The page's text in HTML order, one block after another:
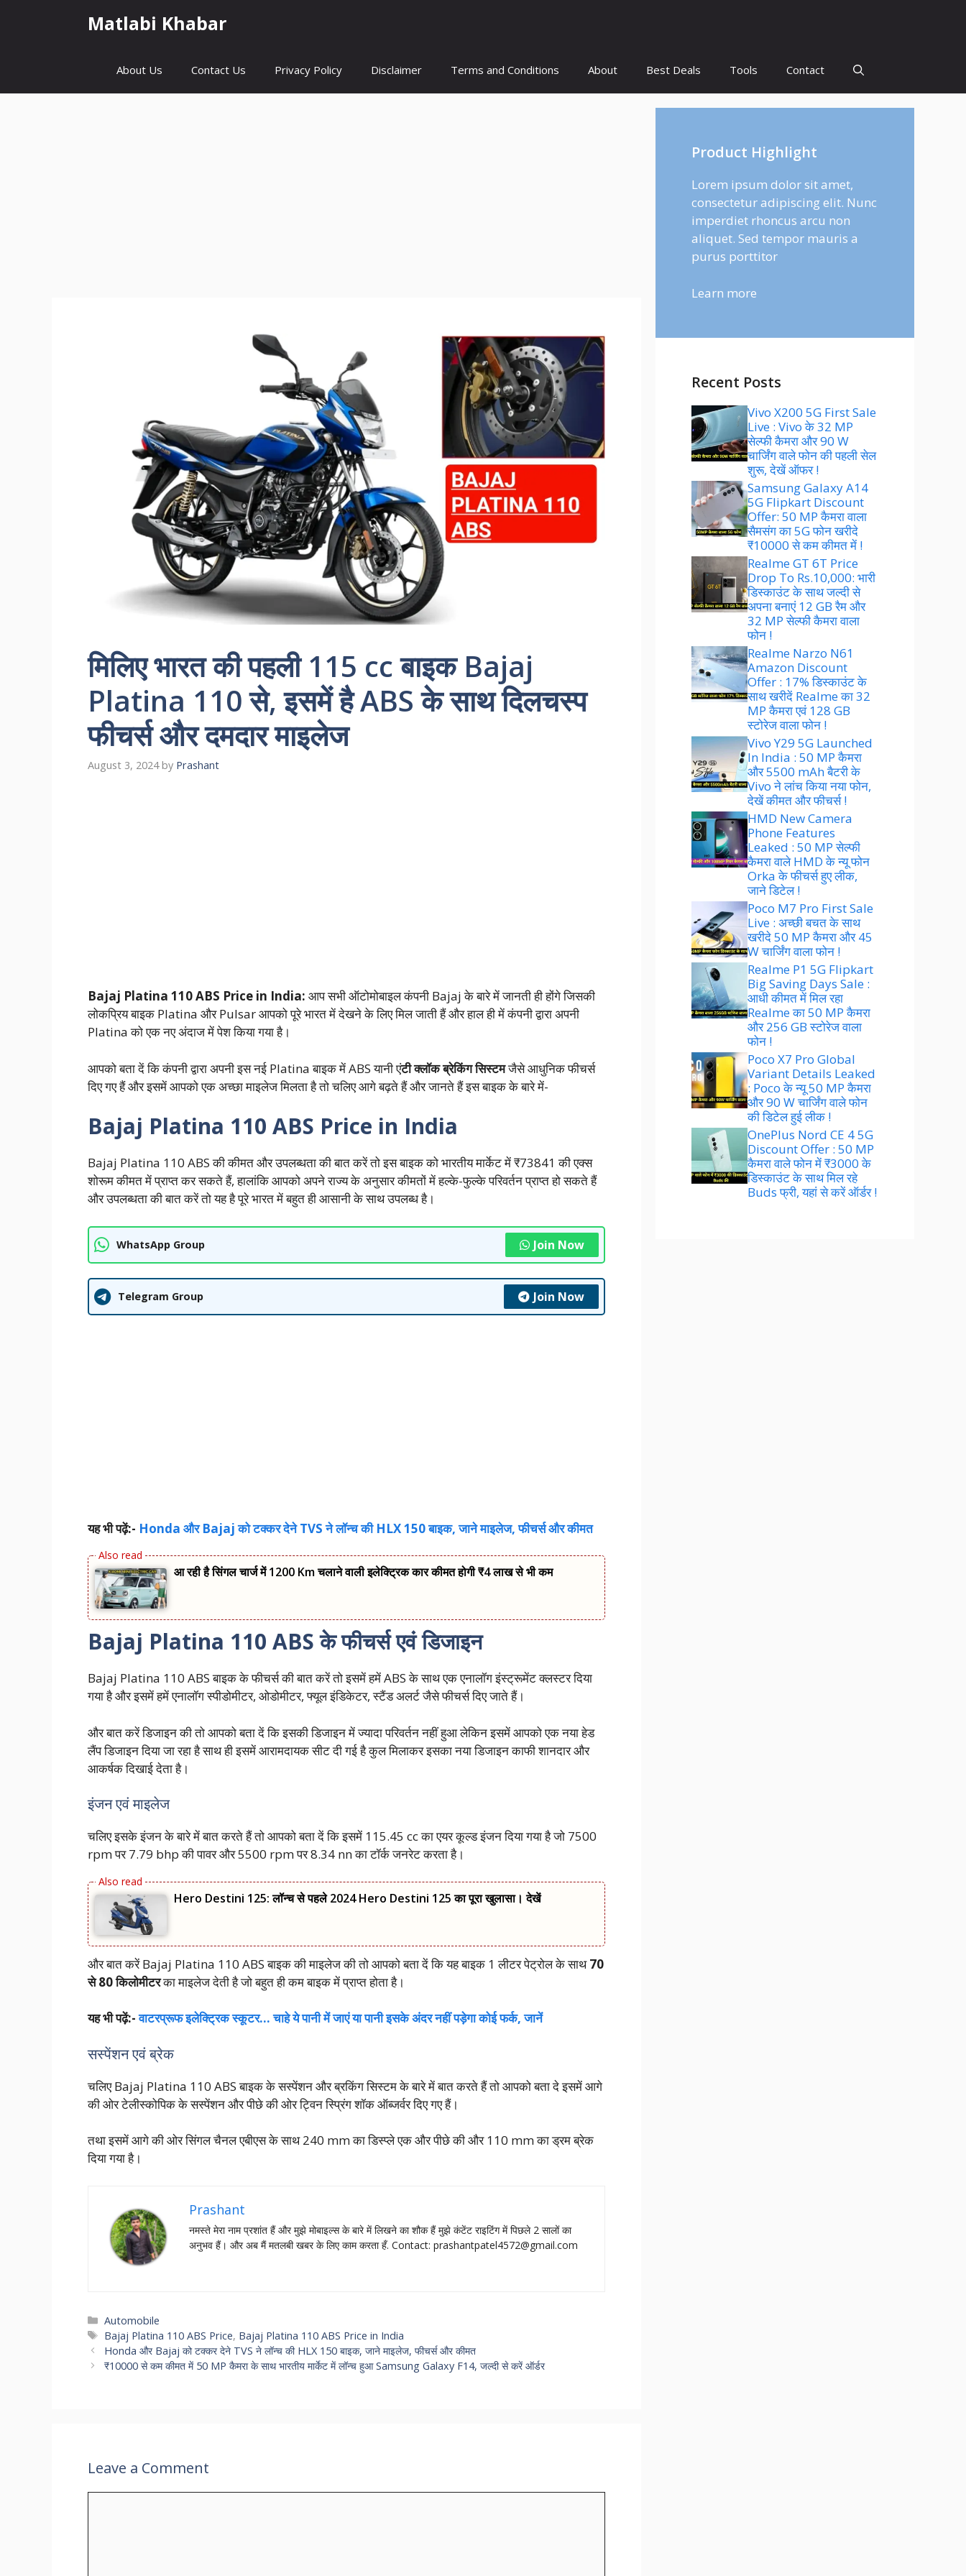
Matlabi Khabar
About Us Contact Us Privacy Policy Disclaimer Terms and Conditions About Best Deals Tools Contact
मिलिए भारत की पहली 115 cc बाइक Bajaj
Platina 110 से, इसमें है ABS के साथ दिलचस्प
फीचर्स और दमदार माइलेज
August 3, 2024 by Prashant
Bajaj Platina 110 ABS Price in India: आप सभी ऑटोमोबाइल कंपनी Bajaj के बारे में जानती ही होंगे जिसकी
लोकप्रिय बाइक Platina और Pulsar आपको पूरे भारत में देखने के लिए मिल जाती हैं और हाल ही में कंपनी द्वारा अपनी
Platina को एक नए अंदाज में पेश किया गया है।
आपको बता दें कि कंपनी द्वारा अपनी इस नई Platina बाइक में ABS यानी एंटी क्लॉक ब्रेकिंग सिस्टमजैसे आधुनिक फीचर्स
दिए गए हैं और इसमें आपको एक अच्छा माइलेज मिलता है तो चलिए आगे बढ़ते हैं और जानते हैं इस बाइक के बारे में-
Bajaj Platina 110 ABS Price in India
Bajaj Platina 110 ABS की कीमत और उपलब्धता की बात करें तो इस बाइक को भारतीय मार्केट में ₹73841 की एक्स
शोरूम कीमत में प्राप्त कर सकते हैं, हालांकि आपको अपने राज्य के अनुसार कीमतों में हल्के-फुल्के परिवर्तन प्राप्त हो सकते हैं
और उपलब्धता की बात करें तो यह है पूरे भारत में बहुत ही आसानी के साथ उपलब्ध है।
WhatsApp Group Join Now
Telegram Group Join Now
यह भी पढ़ें:- Honda और Bajaj को टक्कर देने TVS ने लॉन्च की HLX 150 बाइक, जाने माइलेज, फीचर्स और कीमत
आ रही है सिंगल चार्ज में 1200 Km चलाने वाली इलेक्ट्रिक कार कीमत होगी ₹4 लाख से भी कम
Bajaj Platina 110 ABS के फीचर्स एवं डिजाइन
Bajaj Platina 110 ABS बाइक के फीचर्स की बात करें तो इसमें हमें ABS के साथ एक एनालॉग इंस्ट्रूमेंट क्लस्टर दिया
गया है और इसमें हमें एनालॉग स्पीडोमीटर, ओडोमीटर, फ्यूल इंडिकेटर, स्टैंड अलर्ट जैसे फीचर्स दिए जाते हैं।
और बात करें डिजाइन की तो आपको बता दें कि इसकी डिजाइन में ज्यादा परिवर्तन नहीं हुआ लेकिन इसमें आपको एक नया हेड
लैंप डिजाइन दिया जा रहा है साथ ही इसमें आरामदायक सीट दी गई है कुल मिलाकर इसका नया डिजाइन काफी शानदार और
आकर्षक दिखाई देता है।
इंजन एवं माइलेज
चलिए इसके इंजन के बारे में बात करते हैं तो आपको बता दें कि इसमें 115.45 cc का एयर कूल्ड इंजन दिया गया है जो 7500
rpm पर 7.79 bhp की पावर और 5500 rpm पर 8.34 nn का टॉर्क जनरेट करता है।
Hero Destini 125: लॉन्‍च से पहले 2024 Hero Destini 125 का पूरा खुलासा। देखें
और बात करें Bajaj Platina 110 ABS बाइक की माइलेज की तो आपको बता दें कि यह बाइक 1 लीटर पेट्रोल के साथ70
से 80 किलोमीटरका माइलेज देती है जो बहुत ही कम बाइक में प्राप्त होता है।
यह भी पढ़ें:-वाटरप्रूफ इलेक्ट्रिक स्‍कूटर… चाहे ये पानी में जाएं या पानी इसके अंदर नहीं पड़ेगा कोई फर्क, जानें
सस्पेंशन एवं ब्रेक
चलिए Bajaj Platina 110 ABS बाइक के सस्पेंशन और ब्रकिंग सिस्टम के बारे में बात करते हैं तो आपको बता दे इसमें आगे
की ओर टेलीस्कोपिक के सस्पेंशन और पीछे की ओर ट्विन स्प्रिंग शॉक ऑब्जर्वर दिए गए हैं।
तथा इसमें आगे की ओर सिंगल चैनल एबीएस के साथ 240 mm का डिस्प्ले एक और पीछे की और 110 mm का ड्रम ब्रेक
दिया गया है।
Prashant
नमस्‍ते मेरा नाम प्रशांत हैं और मुझे मोबाइल्‍स के बारे में लिखने का शौक हैं मुझे कंटेंट राइटिंग में पिछले 2 सालों का
अनुभव हैं। और अब मैं मतलबी खबर के लिए काम करता हँ. Contact: prashantpatel4572@gmail.com
Categories
Automobile
Tags
Bajaj Platina 110 ABS Price, Bajaj Platina 110 ABS Price in India
Honda और Bajaj को टक्कर देने TVS ने लॉन्च की HLX 150 बाइक, जाने माइलेज, फीचर्स और कीमत
₹10000 से कम कीमत में 50 MP कैमरा के साथ भारतीय मार्केट में लॉन्च हुआ Samsung Galaxy F14, जल्दी से करें ऑर्डर
Leave a Comment
Product Highlight
Lorem ipsum dolor sit amet,
consectetur adipiscing elit. Nunc
imperdiet rhoncus arcu non
aliquet. Sed tempor mauris a
purus porttitor
Learn more
Recent Posts
Vivo X200 5G First Sale
Live : Vivo के 32 MP
सेल्फी कैमरा और 90 W
चार्जिंग वाले फोन की पहली सेल
शुरू, देखें ऑफर !
Samsung Galaxy A14
5G Flipkart Discount
Offer: 50 MP कैमरा वाला
सैमसंग का 5G फोन खरीदे
₹10000 से कम कीमत में !
Realme GT 6T Price
Drop To Rs.10,000: भारी
डिस्काउंट के साथ जल्दी से
अपना बनाएं 12 GB रैम और
32 MP सेल्फी कैमरा वाला
फोन !
Realme Narzo N61
Amazon Discount
Offer : 17% डिस्काउंट के
साथ खरीदें Realme का 32
MP कैमरा एवं 128 GB
स्टोरेज वाला फोन !
Vivo Y29 5G Launched
In India : 50 MP कैमरा
और 5500 mAh बैटरी के
Vivo ने लांच किया नया फोन,
देखें कीमत और फीचर्स !
HMD New Camera
Phone Features
Leaked : 50 MP सेल्फी
कैमरा वाले HMD के न्यू फोन
Orka के फीचर्स हुए लीक,
जाने डिटेल !
Poco M7 Pro First Sale
Live : अच्छी बचत के साथ
खरीदे 50 MP कैमरा और 45
W चार्जिंग वाला फोन !
Realme P1 5G Flipkart
Big Saving Days Sale :
आधी कीमत में मिल रहा
Realme का 50 MP कैमरा
और 256 GB स्टोरेज वाला
फोन !
Poco X7 Pro Global
Variant Details Leaked
: Poco के न्यू 50 MP कैमरा
और 90 W चार्जिंग वाले फोन
की डिटेल हुई लीक !
OnePlus Nord CE 4 5G
Discount Offer : 50 MP
कैमरा वाले फोन में ₹3000 के
डिस्काउंट के साथ मिल रहे
Buds फ्री, यहां से करें ऑर्डर !